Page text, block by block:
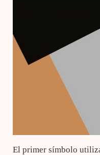
El primer símbolo